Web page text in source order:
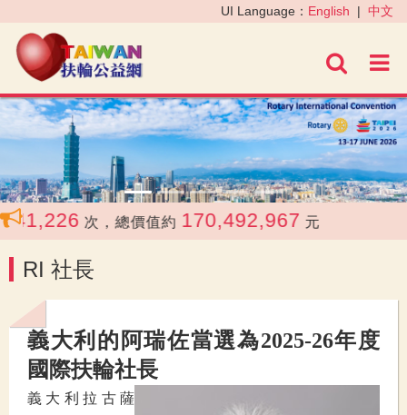
進階
UI Language： English | 中文
‹ ›
次，總價值約 170,492,967 元
RI 社長
義大利的阿瑞佐當選為2025-26年度
國際扶輪社長
義大利拉古薩